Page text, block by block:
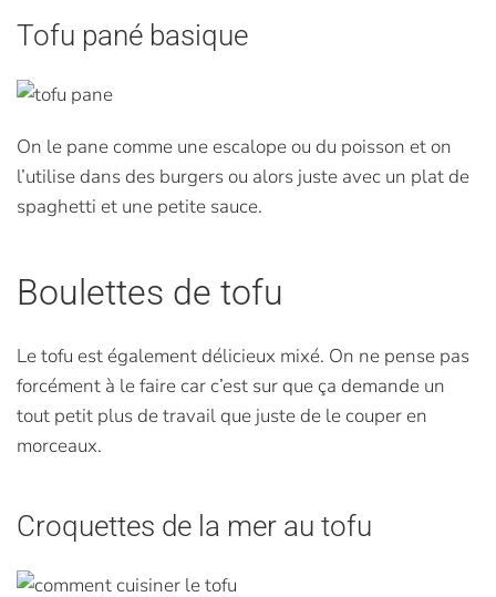
Tofu pané basique
On le pane comme une escalope ou du poisson et on
l’utilise dans des burgers ou alors juste avec un plat de
spaghetti et une petite sauce.
Boulettes de tofu
Le tofu est également délicieux mixé. On ne pense pas
forcément à le faire car c’est sur que ça demande un
tout petit plus de travail que juste de le couper en
morceaux.
Croquettes de la mer au tofu